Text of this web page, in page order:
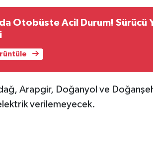
Otobüste Acil Durum! Sürücü
Arapgir, Doğanyol ve
verilemeyecek.